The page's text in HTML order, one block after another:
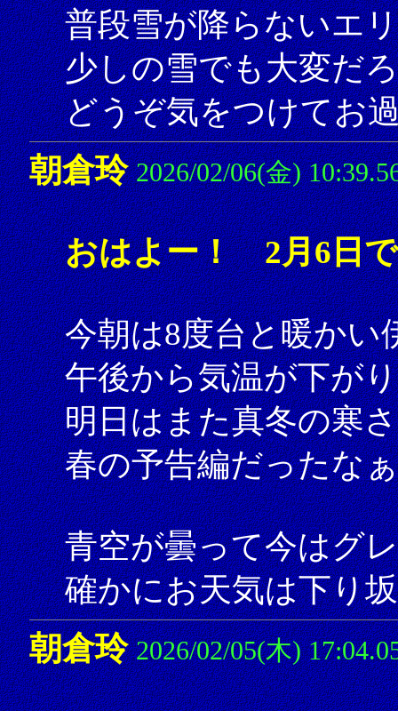
普段雪が降らないエ
少しの雪でも大変だ
どうぞ気をつけてお
朝倉玲 2026/02/06(金)
おはよー！ 2月6日
今朝は8度台と暖かい
午後から気温が下が
明日はまた真冬の寒
春の予告編だったな
青空が曇って今はグ
確かにお天気は下り
朝倉玲 2026/02/05(木)